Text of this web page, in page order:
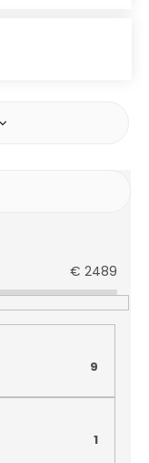
€ 2489
9
1